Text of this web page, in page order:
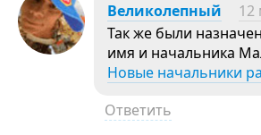
Великолепный 12
Так же были
имя и начальника
Новые начальники
Ответить